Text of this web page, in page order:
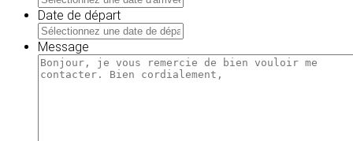
JJ
slash
AAAA
Date de départ
JJ
slash
Message